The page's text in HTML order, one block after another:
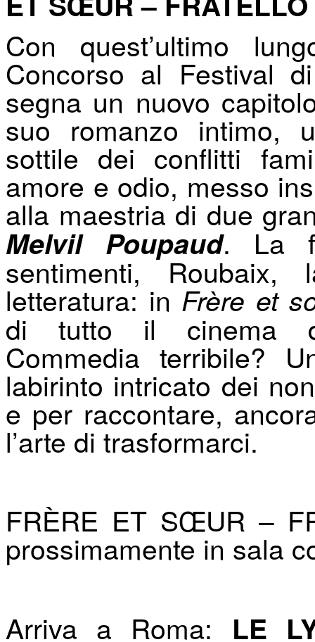
Con quest’ultimo
Concorso al Festival
segna un nuovo
suo romanzo intimo,
sottile dei conflitti
amore e odio, messo
alla maestria di due
Melvil Poupaud. La
sentimenti,
letteratura: in Frère et
di tutto il cinema di
Commedia terribile?
labirinto intricato dei
e per raccontare,
l’arte di trasformarci.
FRÈRE ET SŒUR –
prossimamente in sala
Arriva a Roma: LE